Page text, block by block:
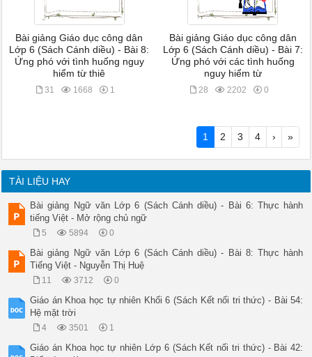
Bài giảng Giáo dục công dân
Lớp 6 (Sách Cánh diều) - Bài 8:
Ứng phó với tình huống nguy
hiểm từ thiê
31 1668 1
Bài giảng Giáo dục công dân
Lớp 6 (Sách Cánh diều) - Bài 7:
Ứng phó với các tình huống
nguy hiểm từ
28 2202 0
1 2 3 4 › »
TÀI LIỆU HAY
Bài giảng Ngữ văn Lớp 6 (Sách Cánh diều) - Bài 6: Thực hành
tiếng Việt - Mở rộng chủ ngữ
5 5894 0
Bài giảng Ngữ văn Lớp 6 (Sách Cánh diều) - Bài 8: Thực hành
Tiếng Việt - Nguyễn Thị Huệ
11 3712 0
Giáo án Khoa học tự nhiên Khối 6 (Sách Kết nối tri thức) - Bài 54:
Hệ mặt trời
4 3501 1
Giáo án Khoa học tự nhiên Lớp 6 (Sách Kết nối tri thức) - Bài 42: